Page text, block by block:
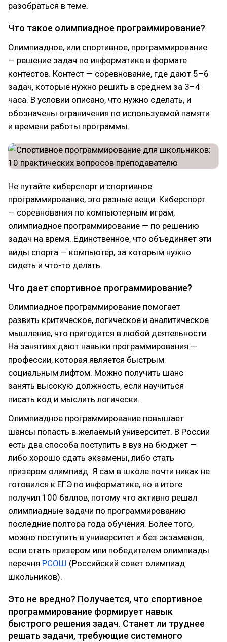
разобраться в теме.
Что такое олимпиадное программирование?
Олимпиадное, или спортивное, программирование
— решение задач по информатике в формате
контестов. Контест — соревнование, где дают 5–6
задач, которые нужно решить в среднем за 3–4
часа. В условии описано, что нужно сделать, и
обозначены ограничения по используемой памяти
и времени работы программы.
Не путайте киберспорт и спортивное
программирование, это разные вещи. Киберспорт
— соревнования по компьютерным играм,
олимпиадное программирование — по решению
задач на время. Единственное, что объединяет эти
виды спорта — компьютер, за которым нужно
сидеть и что-то делать.
Что дает спортивное программирование?
Олимпиадное программирование помогает
развить критическое, логическое и аналитическое
мышление, что пригодится в любой деятельности.
На занятиях дают навыки программирования —
профессии, которая является быстрым
социальным лифтом. Можно получить шанс
занять высокую должность, если научиться
писать код и мыслить логически.
Олимпиадное программирование повышает
шансы попасть в желаемый университет. В России
есть два способа поступить в вуз на бюджет —
либо хорошо сдать экзамены, либо стать
призером олимпиад. Я сам в школе почти никак не
готовился к ЕГЭ по информатике, но в итоге
получил 100 баллов, потому что активно решал
олимпиадные задачи по программированию
последние полтора года обучения. Более того,
можно поступить в университет и без экзаменов,
если стать призером или победителем олимпиады
перечня РСОШ (Российский совет олимпиад
школьников).
Это не вредно? Получается, что спортивное
программирование формирует навык
быстрого решения задач. Станет ли труднее
решать задачи, требующие системного